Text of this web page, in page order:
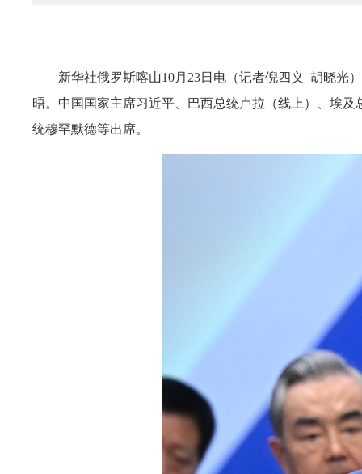
新华社俄罗斯喀山10月23日电（记者倪四义 胡晓光
晤。中国国家主席习近平、巴西总统卢拉（线上）、埃
统穆罕默德等出席。